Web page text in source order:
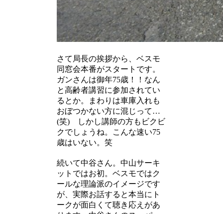
さて局長の挨拶から、ベスモ
同窓会本番がスタートです。
ガンさんは御年75歳！！なん
と高齢者講習に参加されてい
るとか。まわりは車庫入れも
おぼつかない方に混じって…
(笑) しかし講師の方もビクビ
クでしょうね。こんな速い75
歳はいない。笑
続いて中谷さん。中山サーキ
ットではお初。ベスモではク
ールな理論派のイメージです
が、実際お話すると本当にト
ークが面白くて聴き応えがあ